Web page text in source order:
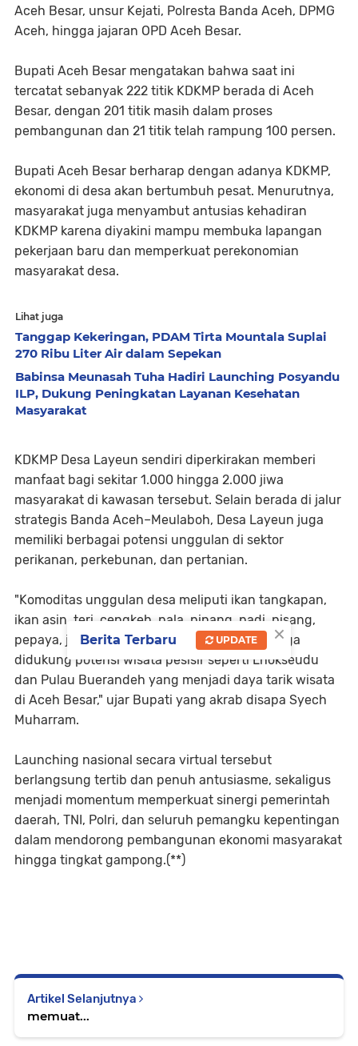
Aceh Besar, unsur Kejati, Polresta Banda Aceh, DPMG
Aceh, hingga jajaran OPD Aceh Besar.
Bupati Aceh Besar mengatakan bahwa saat ini
tercatat sebanyak 222 titik KDKMP berada di Aceh
Besar, dengan 201 titik masih dalam proses
pembangunan dan 21 titik telah rampung 100 persen.
Bupati Aceh Besar berharap dengan adanya KDKMP,
ekonomi di desa akan bertumbuh pesat. Menurutnya,
masyarakat juga menyambut antusias kehadiran
KDKMP karena diyakini mampu membuka lapangan
pekerjaan baru dan memperkuat perekonomian
masyarakat desa.
Lihat juga
Tanggap Kekeringan, PDAM Tirta Mountala Suplai
270 Ribu Liter Air dalam Sepekan
Babinsa Meunasah Tuha Hadiri Launching Posyandu
ILP, Dukung Peningkatan Layanan Kesehatan
Masyarakat
KDKMP Desa Layeun sendiri diperkirakan memberi
manfaat bagi sekitar 1.000 hingga 2.000 jiwa
masyarakat di kawasan tersebut. Selain berada di jalur
strategis Banda Aceh–Meulaboh, Desa Layeun juga
memiliki berbagai potensi unggulan di sektor
perikanan, perkebunan, dan pertanian.
"Komoditas unggulan desa meliputi ikan tangkapan,
ikan asin, teri, cengkeh, pala, pinang, padi, pisang,
pepaya, jagung, hingga cabai. Kawasan ini juga
didukung potensi wisata pesisir seperti Lhokseudu
dan Pulau Buerandeh yang menjadi daya tarik wisata
di Aceh Besar," ujar Bupati yang akrab disapa Syech
Muharram.
Launching nasional secara virtual tersebut
berlangsung tertib dan penuh antusiasme, sekaligus
menjadi momentum memperkuat sinergi pemerintah
daerah, TNI, Polri, dan seluruh pemangku kepentingan
dalam mendorong pembangunan ekonomi masyarakat
hingga tingkat gampong.(**)
Artikel Selanjutnya
memuat...
×
Berita Terbaru UPDATE